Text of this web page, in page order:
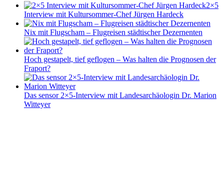
2×5
Interview mit Kultursommer-Chef Jürgen Hardeck
Nix mit Flugscham – Flugreisen städtischer Dezernenten
Hoch gestapelt, tief geflogen – Was halten die Prognosen der
Fraport?
Das sensor 2×5-Interview mit Landesarchäologin Dr. Marion
Witteyer